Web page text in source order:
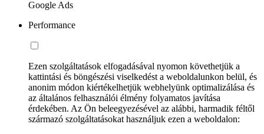
Google Ads
Performance
Ezen szolgáltatások elfogadásával nyomon követhetjük a
kattintási és böngészési viselkedést a weboldalunkon belül, és
anonim módon kiértékelhetjük webhelyünk optimalizálása és
az általános felhasználói élmény folyamatos javítása
érdekében. Az Ön beleegyezésével az alábbi, harmadik féltől
származó szolgáltatásokat használjuk ezen a weboldalon: